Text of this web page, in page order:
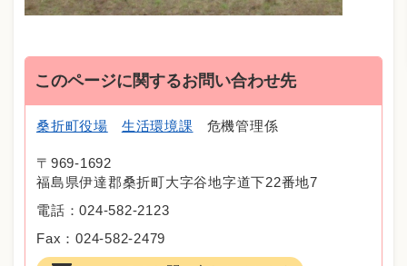
このページに関するお問い合わせ先
桑折町役場 生活環境課 危機管理係
〒969-1692
福島県伊達郡桑折町大字谷地字道下22番地7
電話：024-582-2123
Fax：024-582-2479